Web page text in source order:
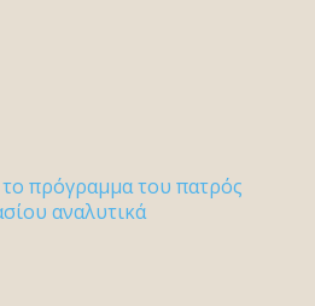
το πρόγραμμα του πατρός
αναλυτικά